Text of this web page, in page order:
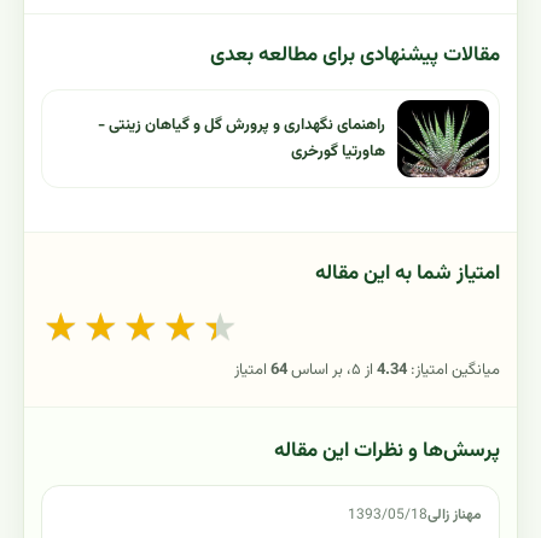
مقالات پیشنهادی برای مطالعه بعدی
راهنمای نگهداری و پرورش گل و گیاهان زینتی -
هاورتیا گورخری
امتیاز شما به این مقاله
★ ★ ★ ★ ★
میانگین امتیاز: 4.34از ۵، بر اساس 64امتیاز
پرسش‌ها و نظرات این مقاله
مهناز زالی1393/05/18